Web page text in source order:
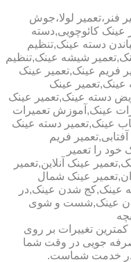
فنر،تعمیر لولا،جوش
عینک کائوچویی,دسته
دسته عینک,تنظیم
شیشه عینک,تنظیم
فریم عینک,تعمیر عینک
عینک
دسته عینک,تعمیر عینک
عینک,آموزش تعمیرات
عینک,تعمیر دسته عینک
فریم
را تعمیر
عینک آنلاین,تعمیر
عینک شمال
عینک,کج شدن عینک,در
عینک,شست و شوی
تغییرات بر روی
جویی در وقت شما
در خدمت شماست.